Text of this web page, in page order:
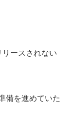
ースされない
備を進めていた